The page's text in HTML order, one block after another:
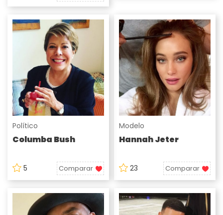
Político
Columba Bush
5 Comparar
Modelo
Hannah Jeter
23 Comparar